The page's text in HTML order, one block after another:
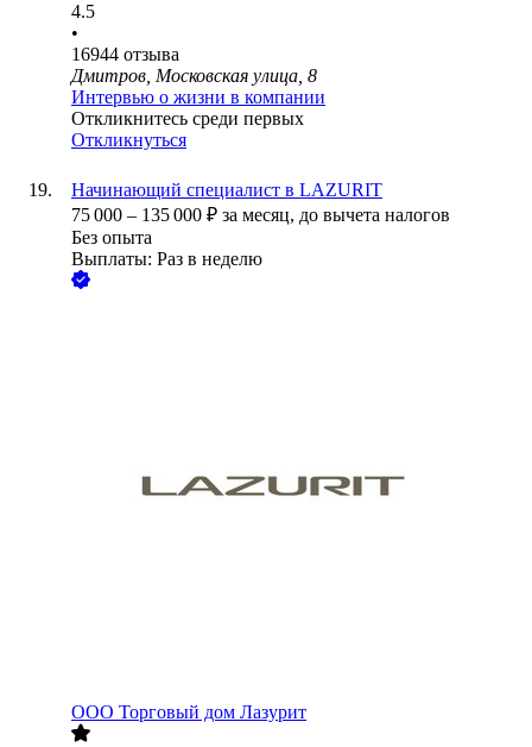
4.5
•
16944 отзыва
Дмитров, Московская улица, 8
Интервью о жизни в компании
Откликнитесь среди первых
Откликнуться
Начинающий специалист в LAZURIT
75 000 – 135 000 ₽ за месяц, до вычета налогов
Без опыта
Выплаты: Раз в неделю
ООО Торговый дом Лазурит